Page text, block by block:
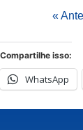
«
Compartilhe isso:
WhatsApp